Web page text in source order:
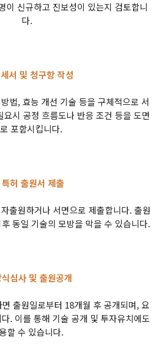
이 신규하고 진보성이 있는지 검토합니
다.
서 및 청구항 작성
법, 효능 개선 기술 등을 구체적으로 서
시 공정 흐름도나 반응 조건 등을 도면
포함시킵니다.
허 출원서 제출
출원하거나 서면으로 제출합니다. 출원
동일 기술의 모방을 막을 수 있습니다.
심사 및 출원공개
출원일로부터 18개월 후 공개되며, 요
. 이를 통해 기술 공개 및 투자유치에도
할 수 있습니다.